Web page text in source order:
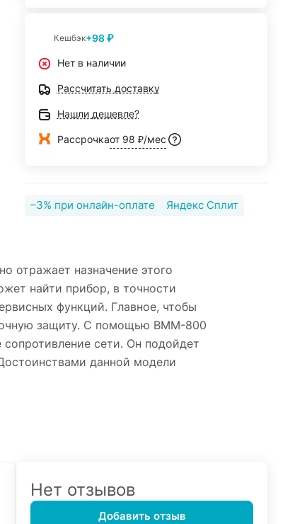
Кешбэк+98 ₽
Нет в наличии
Рассчитать доставку
Нашли дешевле?
Рассрочкаот 98 ₽/мес
–3% при онлайн-оплате Яндекс Сплит
отражает назначение этого
найти прибор, в точности
функций. Главное, чтобы
защиту. С помощью BMM-800
сети. Он подойдет
данной модели
Нет отзывов
Добавить отзыв